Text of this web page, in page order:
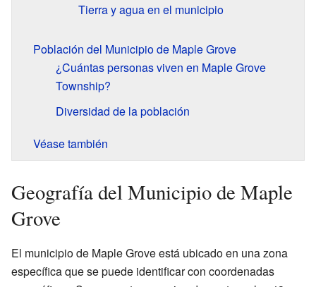
Tierra y agua en el municipio
Población del Municipio de Maple Grove
¿Cuántas personas viven en Maple Grove
Township?
Diversidad de la población
Véase también
Geografía del Municipio de Maple
Grove
El municipio de Maple Grove está ubicado en una zona
específica que se puede identificar con coordenadas